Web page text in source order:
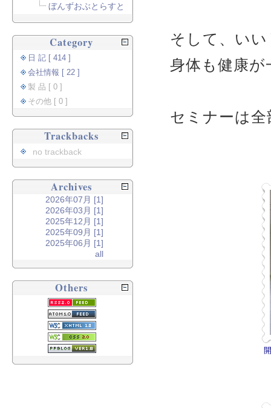
そして、い
身体も健康
セミナーは
ぼんずおぶとらすと
Category
日 記 [ 414 ]
会社情報 [ 22 ]
製 品 [ 0 ]
その他 [ 0 ]
Trackbacks
no trackback
Archives
2026年07月 [1]
2026年03月 [1]
2025年12月 [1]
2025年09月 [1]
2025年06月 [1]
all
Others